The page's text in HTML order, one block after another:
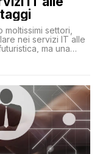
settori,
nei servizi IT alle
ma una
significativo in